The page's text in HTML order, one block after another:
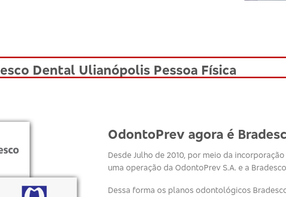
Dental Ulianópolis Pessoa Física
OdontoPrev agora é
Desde Julho de 2010, por meio da
uma operação da OdontoPrev S.A. e a
Dessa forma os planos odontológicos